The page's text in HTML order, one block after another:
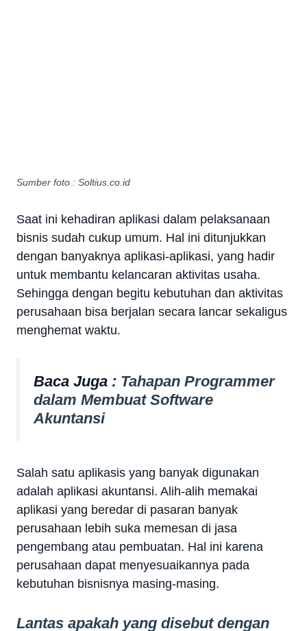
Sumber foto : Soltius.co.id
Saat ini kehadiran aplikasi dalam pelaksanaan
bisnis sudah cukup umum. Hal ini ditunjukkan
dengan banyaknya aplikasi-aplikasi, yang hadir
untuk membantu kelancaran aktivitas usaha.
Sehingga dengan begitu kebutuhan dan aktivitas
perusahaan bisa berjalan secara lancar sekaligus
menghemat waktu.
Baca Juga : Tahapan Programmer
dalam Membuat Software
Akuntansi
Salah satu aplikasis yang banyak digunakan
adalah aplikasi akuntansi. Alih-alih memakai
aplikasi yang beredar di pasaran banyak
perusahaan lebih suka memesan di jasa
pengembang atau pembuatan. Hal ini karena
perusahaan dapat menyesuaikannya pada
kebutuhan bisnisnya masing-masing.
Lantas apakah yang disebut dengan